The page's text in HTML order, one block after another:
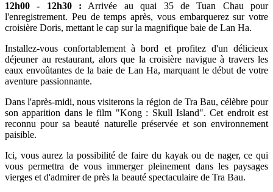
12h00 - 12h30 : Arrivée au quai 35 de Tuan Chau pour
l'enregistrement. Peu de temps après, vous embarquerez sur votre
croisière Doris, mettant le cap sur la magnifique baie de Lan Ha.
Installez-vous confortablement à bord et profitez d'un délicieux
déjeuner au restaurant, alors que la croisière navigue à travers les
eaux envoûtantes de la baie de Lan Ha, marquant le début de votre
aventure passionnante.
Dans l'après-midi, nous visiterons la région de Tra Bau, célèbre pour
son apparition dans le film "Kong : Skull Island". Cet endroit est
reconnu pour sa beauté naturelle préservée et son environnement
paisible.
Ici, vous aurez la possibilité de faire du kayak ou de nager, ce qui
vous permettra de vous immerger pleinement dans les paysages
vierges et d'admirer de près la beauté spectaculaire de Tra Bau.